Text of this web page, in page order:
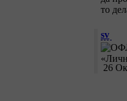
то
sv
26